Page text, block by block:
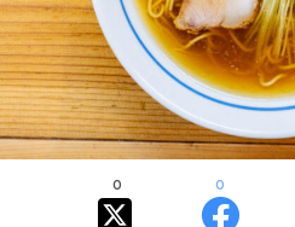
0 0